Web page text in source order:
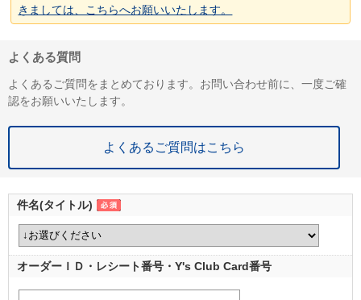
きましては、こちらへお願いいたします。
よくある質問
よくあるご質問をまとめております。お問い合わせ前に、一度ご確
認をお願いいたします。
よくあるご質問はこちら
件名(タイトル)
オーダーＩＤ・レシート番号・Y's Club Card番号